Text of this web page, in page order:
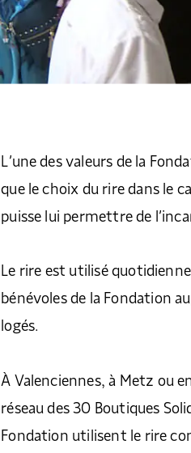
L’une des valeurs de la
que le choix du rire dans le
puisse lui permettre de
Le rire est utilisé
bénévoles de la Fondation
logés.
À Valenciennes, à Metz ou
réseau des 30 Boutiques
Fondation utilisent le rire